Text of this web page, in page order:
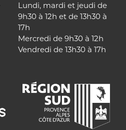
Lundi, mardi et jeudi de
9h30 à 12h et de 13h30 à
17h
Mercredi de 9h30 à 12h
Vendredi de 13h30 à 17h